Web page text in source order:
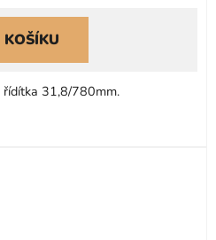
řídítka 31,8/780mm.